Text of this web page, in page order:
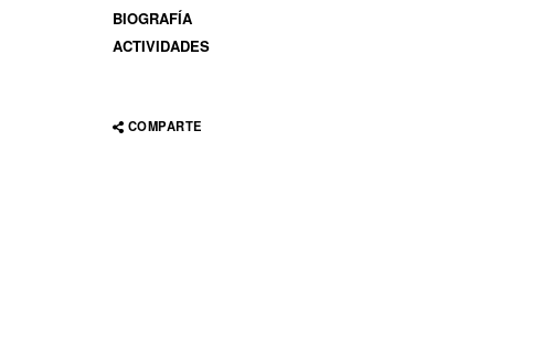
BIOGRAFÍA
ACTIVIDADES
COMPARTE